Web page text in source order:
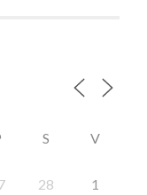
S V
28 1